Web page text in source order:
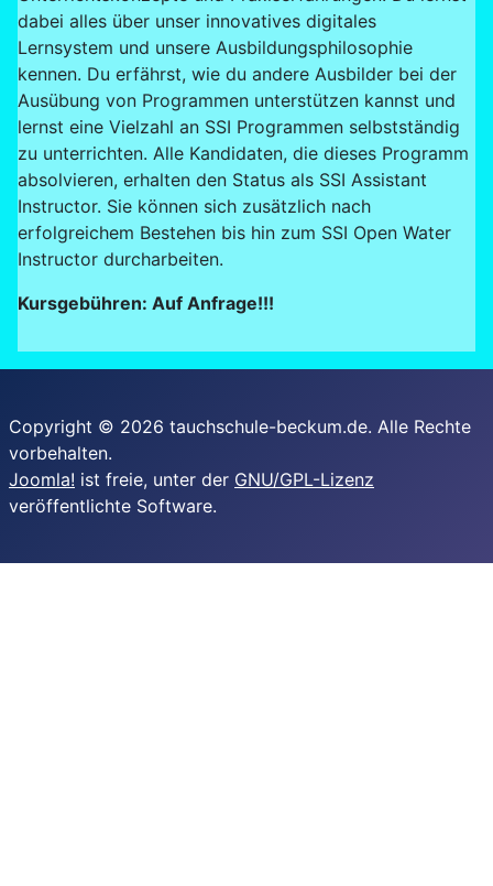
dabei alles über unser innovatives digitales
Lernsystem und unsere Ausbildungsphilosophie
kennen. Du erfährst, wie du andere Ausbilder bei der
Ausübung von Programmen unterstützen kannst und
lernst eine Vielzahl an SSI Programmen selbstständig
zu unterrichten. Alle Kandidaten, die dieses Programm
absolvieren, erhalten den Status als SSI Assistant
Instructor. Sie können sich zusätzlich nach
erfolgreichem Bestehen bis hin zum SSI Open Water
Instructor durcharbeiten.
Kursgebühren: Auf Anfrage!!!
Copyright © 2026 tauchschule-beckum.de. Alle Rechte
vorbehalten.
Joomla! ist freie, unter der GNU/GPL-Lizenz
veröffentlichte Software.